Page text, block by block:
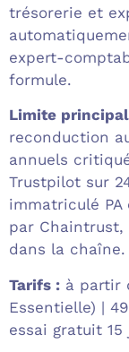
trésorerie et
expert-
formule.
Limite
reconduction
annuels
Trustpilot sur
immatriculé
par
dans la chaîne.
Tarifs : à partir
Essentielle) |
essai gratuit 15